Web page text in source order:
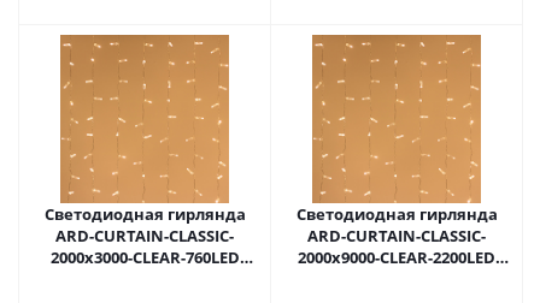
Светодиодная гирлянда
ARD-CURTAIN-CLASSIC-
2000x3000-CLEAR-760LED
Светодиодная гирлянда
ARD-CURTAIN-CLASSIC-
2000x9000-CLEAR-2200LED